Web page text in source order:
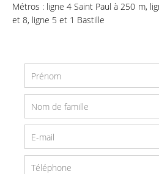
Métros : ligne 4 Saint Paul à 250 m,
et 8, ligne 5 et 1 Bastille